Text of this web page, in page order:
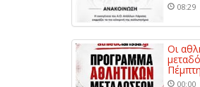
08:29
Οι
00:00